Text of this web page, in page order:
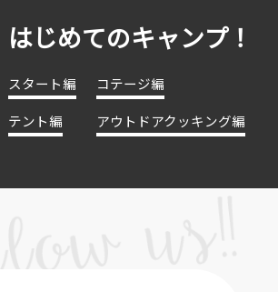
はじめてのキャンプ！
スタート編
コテージ編
テント編
アウトドアクッキング編